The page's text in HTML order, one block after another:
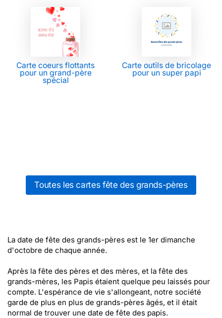
Carte coeurs flottants
pour un grand-père
spécial
Carte outils de bricolage
pour un super papi
Toutes les cartes fête des grands-pères
La date de fête des grands-pères est le 1er dimanche
d'octobre de chaque année.
Après la fête des pères et des mères, et la fête des
grands-mères, les Papis étaient quelque peu laissés pour
compte. L'espérance de vie s'allongeant, notre société
garde de plus en plus de grands-pères âgés, et il était
normal de trouver une date de fête des papis.